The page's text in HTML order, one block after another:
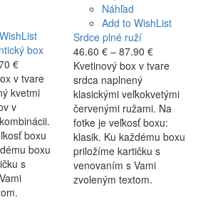
box
€Price
range:
28.40 €
58.70 €
v tvare
kvetmi
v
boxu
boxu
s
Náhľad
Add to WishList
Srdce plné ruží
46.60 € – 87.90 €Price
range:
through
87.90 €
Kvetinový box v tvare
srdca naplnený
klasickými veľkokvetými
červenými ružami. Na
fotke je veľkosť boxu:
klasik. Ku každému boxu
priložíme kartičku s
venovaním s Vami
zvoleným textom.